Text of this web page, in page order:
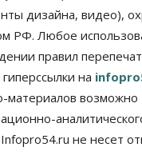
дизайна, видео),
РФ. Любое
правил
на
материалов
не несет